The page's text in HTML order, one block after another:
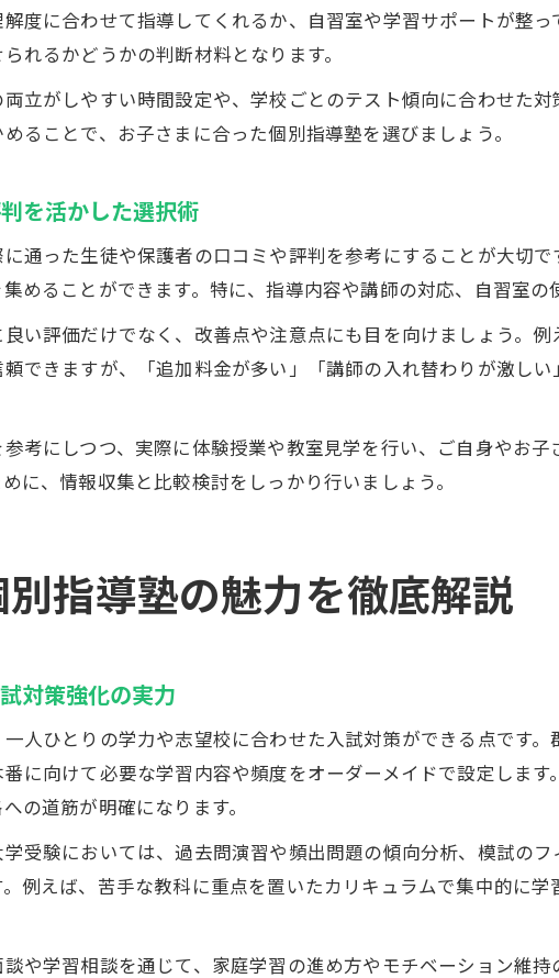
度に合わせて指導してくれるか、自習室や学習サポートが整
れるかどうかの判断材料となります。
立がしやすい時間設定や、学校ごとのテスト傾向に合わせた
ることで、お子さまに合った個別指導塾を選びましょう。
を活かした選択術
通った生徒や保護者の口コミや評判を参考にすることが大切
めることができます。特に、指導内容や講師の対応、自習室の
い評価だけでなく、改善点や注意点にも目を向けましょう。
できますが、「追加料金が多い」「講師の入れ替わりが激し
考にしつつ、実際に体験授業や教室見学を行い、ご自身やお
に、情報収集と比較検討をしっかり行いましょう。
指導塾の魅力を徹底解説
対策強化の実力
人ひとりの学力や志望校に合わせた入試対策ができる点です
に向けて必要な学習内容や頻度をオーダーメイドで設定しま
の道筋が明確になります。
受験においては、過去問演習や頻出問題の傾向分析、模試の
例えば、苦手な教科に重点を置いたカリキュラムで集中的に
や学習相談を通じて、家庭学習の進め方やモチベーション維